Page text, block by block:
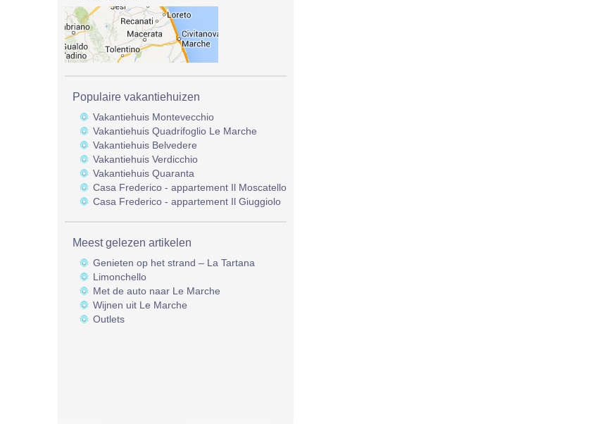
Populaire vakantiehuizen
Vakantiehuis Montevecchio
Vakantiehuis Quadrifoglio Le Marche
Vakantiehuis Belvedere
Vakantiehuis Verdicchio
Vakantiehuis Quaranta
Casa Frederico - appartement Il Moscatello
Casa Frederico - appartement Il Giuggiolo
Meest gelezen artikelen
Genieten op het strand – La Tartana
Limonchello
Met de auto naar Le Marche
Wijnen uit Le Marche
Outlets